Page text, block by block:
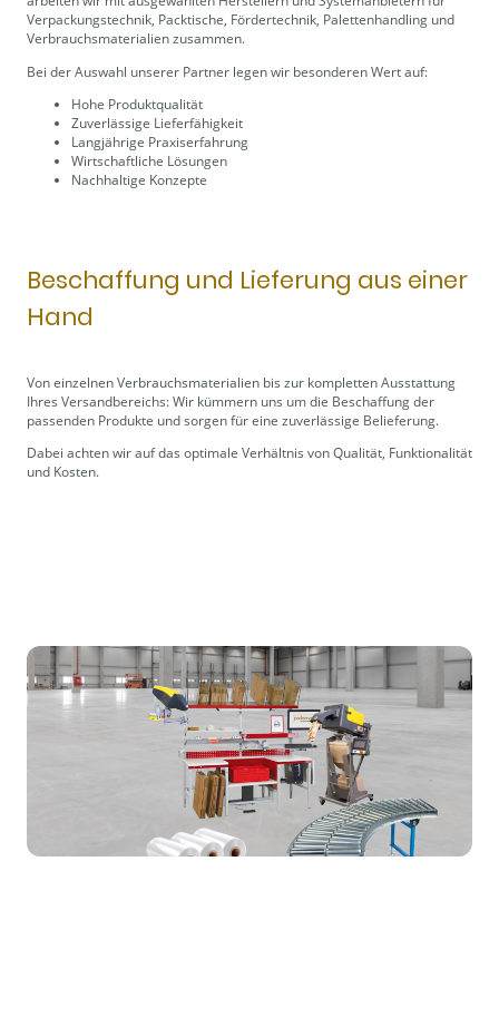
Verpackungstechnik, Packtische, Fördertechnik, Palettenhandling und
Verbrauchsmaterialien zusammen.
Bei der Auswahl unserer Partner legen wir besonderen Wert auf:
Hohe Produktqualität
Zuverlässige Lieferfähigkeit
Langjährige Praxiserfahrung
Wirtschaftliche Lösungen
Nachhaltige Konzepte
Beschaffung und Lieferung aus einer
Hand
Von einzelnen Verbrauchsmaterialien bis zur kompletten Ausstattung
Ihres Versandbereichs: Wir kümmern uns um die Beschaffung der
passenden Produkte und sorgen für eine zuverlässige Belieferung.
Dabei achten wir auf das optimale Verhältnis von Qualität, Funktionalität
und Kosten.